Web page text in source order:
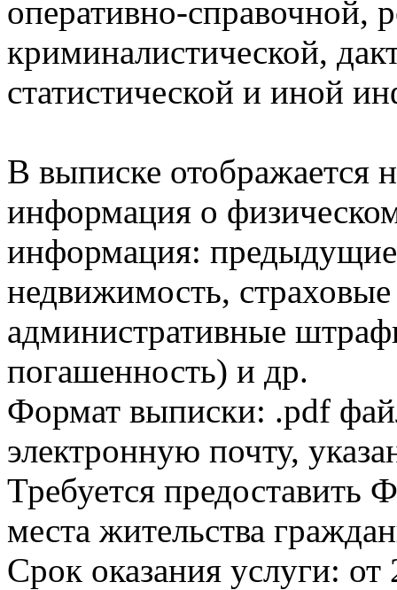
оперативно-справочной,
криминалистической,
статистической и иной
В выписке отображается
информация о
информация:
недвижимость,
административные
погашенность) и др.
Формат выписки: .pdf
электронную почту,
Требуется
места жительства
Срок оказания услуги: от